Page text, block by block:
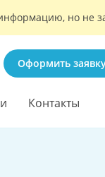
но не
Оформить
Контакты